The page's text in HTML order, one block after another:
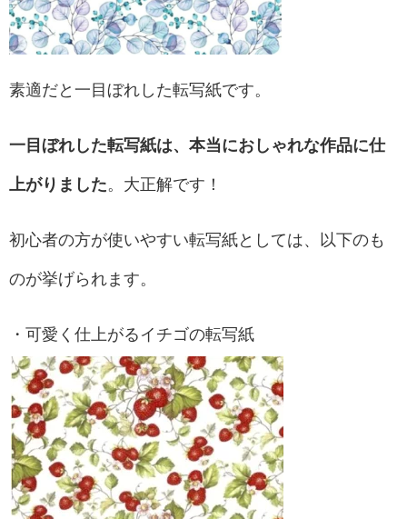
素適だと一目ぼれした転写紙です。
一目ぼれした転写紙は、本当におしゃれな作品に仕
上がりました。大正解です！
初心者の方が使いやすい転写紙としては、以下のも
のが挙げられます。
・可愛く仕上がるイチゴの転写紙